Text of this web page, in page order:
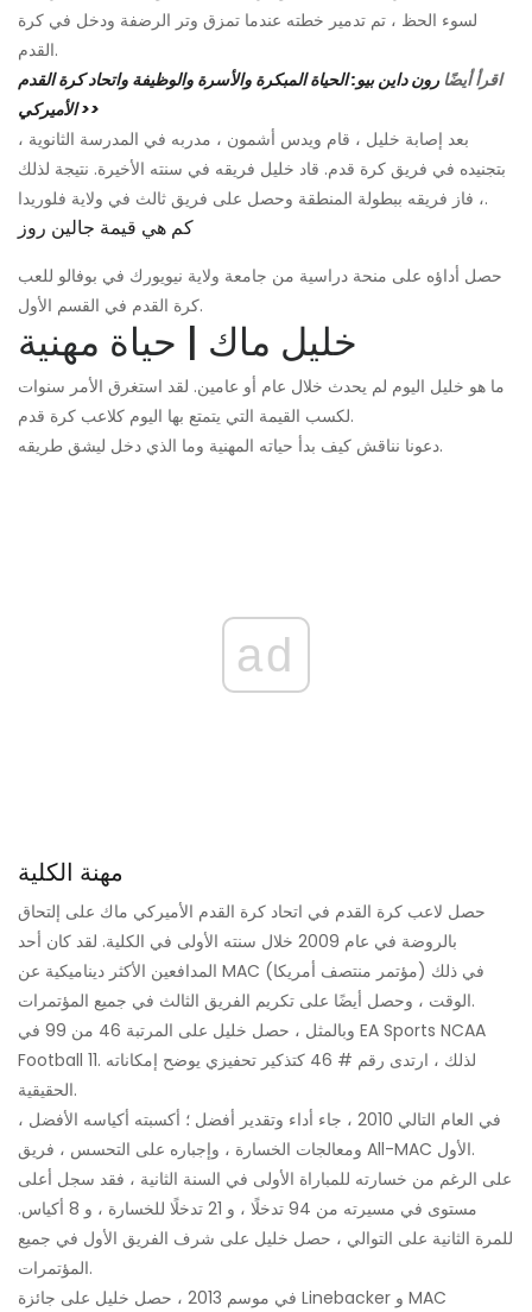
لسوء الحظ ، تم تدمير خطته عندما تمزق وتر الرضفة ودخل في كرة
القدم.
اقرأ أيضًا رون داين بيو: الحياة المبكرة والأسرة والوظيفة واتحاد كرة القدم
الأميركي >>
بعد إصابة خليل ، قام ويدس أشمون ، مدربه في المدرسة الثانوية ،
بتجنيده في فريق كرة قدم. قاد خليل فريقه في سنته الأخيرة. نتيجة لذلك
، فاز فريقه ببطولة المنطقة وحصل على فريق ثالث في ولاية فلوريدا.
كم هي قيمة جالين روز
حصل أداؤه على منحة دراسية من جامعة ولاية نيويورك في بوفالو للعب
كرة القدم في القسم الأول.
خليل ماك | حياة مهنية
ما هو خليل اليوم لم يحدث خلال عام أو عامين. لقد استغرق الأمر سنوات
لكسب القيمة التي يتمتع بها اليوم كلاعب كرة قدم.
دعونا نناقش كيف بدأ حياته المهنية وما الذي دخل ليشق طريقه.
ad
مهنة الكلية
حصل لاعب كرة القدم في اتحاد كرة القدم الأميركي ماك على إلتحاق
بالروضة في عام 2009 خلال سنته الأولى في الكلية. لقد كان أحد
المدافعين الأكثر ديناميكية عن MAC (مؤتمر منتصف أمريكا) في ذلك
الوقت ، وحصل أيضًا على تكريم الفريق الثالث في جميع المؤتمرات.
وبالمثل ، حصل خليل على المرتبة 46 من 99 في EA Sports NCAA
Football 11. لذلك ، ارتدى رقم # 46 كتذكير تحفيزي يوضح إمكاناته
الحقيقية.
في العام التالي 2010 ، جاء أداء وتقدير أفضل ؛ أكسبته أكياسه الأفضل ،
ومعالجات الخسارة ، وإجباره على التحسس ، فريق All-MAC الأول.
على الرغم من خسارته للمباراة الأولى في السنة الثانية ، فقد سجل أعلى
مستوى في مسيرته من 94 تدخلًا ، و 21 تدخلًا للخسارة ، و 8 أكياس.
للمرة الثانية على التوالي ، حصل خليل على شرف الفريق الأول في جميع
المؤتمرات.
في موسم 2013 ، حصل خليل على جائزة Linebacker و MAC